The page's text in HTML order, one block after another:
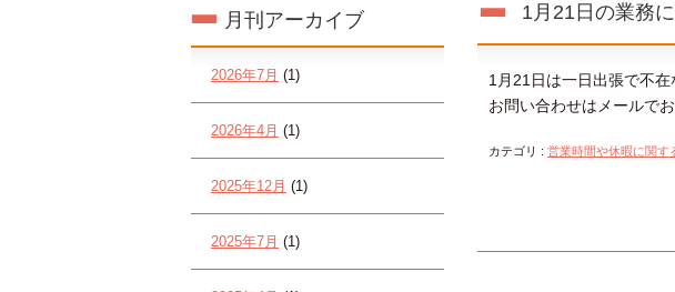
月刊アーカイブ
2026年7月 (1)
2026年4月 (1)
2025年12月 (1)
2025年7月 (1)
1月21日の業務
1月21日は一日出張で不在
お問い合わせはメールでお
カテゴリ : 営業時間や休暇に関す